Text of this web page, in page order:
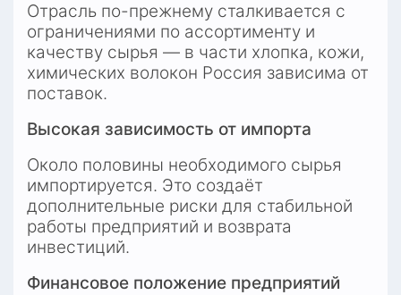
Отрасль по-прежнему сталкивается с
ограничениями по ассортименту и
качеству сырья — в части хлопка, кожи,
химических волокон Россия зависима от
поставок.
Высокая зависимость от импорта
Около половины необходимого сырья
импортируется. Это создаёт
дополнительные риски для стабильной
работы предприятий и возврата
инвестиций.
Финансовое положение предприятий